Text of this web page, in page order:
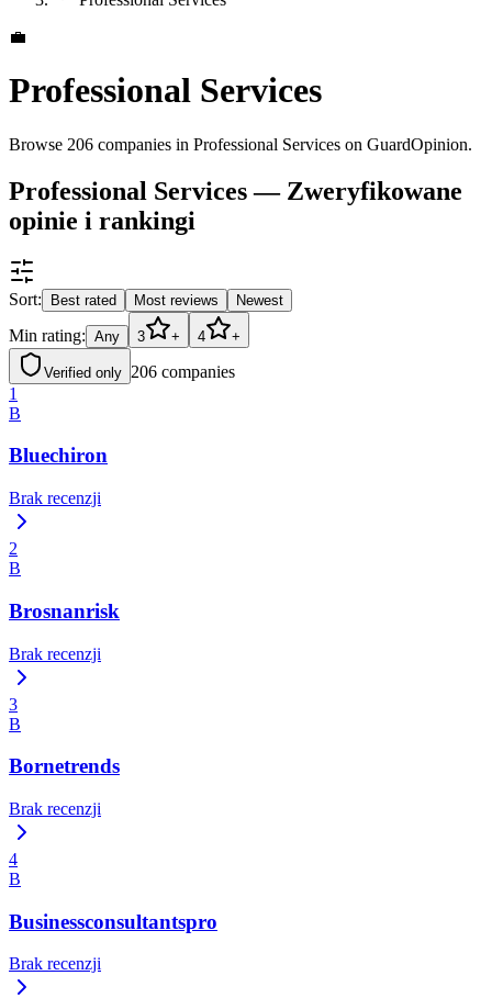
💼
Professional Services
Browse 206 companies in Professional Services on GuardOpinion.
Professional Services — Zweryfikowane
opinie i rankingi
Sort: Best rated Most reviews Newest
Min rating: Any 3 + 4 +
Verified only 206 companies
1
B
Bluechiron
Brak recenzji
2
B
Brosnanrisk
Brak recenzji
3
B
Bornetrends
Brak recenzji
4
B
Businessconsultantspro
Brak recenzji